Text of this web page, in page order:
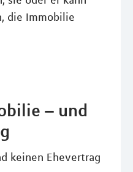
die Immobilie
– und
keinen Ehevertrag